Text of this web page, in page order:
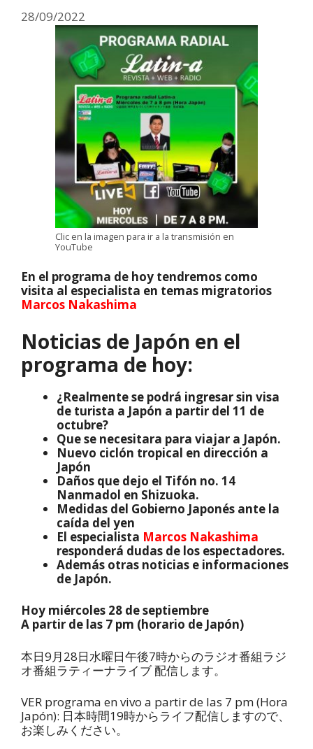
28/09/2022
Clic en la imagen para ir a la transmisión en
YouTube
En el programa de hoy tendremos como
visita al especialista en temas migratorios
Marcos Nakashima
Noticias de Japón en el
programa de hoy:
¿Realmente se podrá ingresar sin visa
de turista a Japón a partir del 11 de
octubre?
Que se necesitara para viajar a Japón.
Nuevo ciclón tropical en dirección a
Japón
Daños que dejo el Tifón no. 14
Nanmadol en Shizuoka.
Medidas del Gobierno Japonés ante la
caída del yen
El especialista Marcos Nakashima
responderá dudas de los espectadores.
Además otras noticias e informaciones
de Japón.
Hoy miércoles 28 de septiembre
A partir de las 7 pm (horario de Japón)
本日9月28日水曜日午後7時からのラジオ番組ラジ
オ番組ラティーナライブ 配信します。
VER programa en vivo a partir de las 7 pm (Hora
Japón): 日本時間19時からライフ配信しますので、
お楽しみください。